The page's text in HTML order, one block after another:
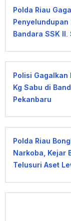
Polda Riau
Penyelundupan
Bandara SSK
Polisi Gagalkan
Kg Sabu di
Pekanbaru
Polda Riau
Narkoba, Kejar
Telusuri Aset